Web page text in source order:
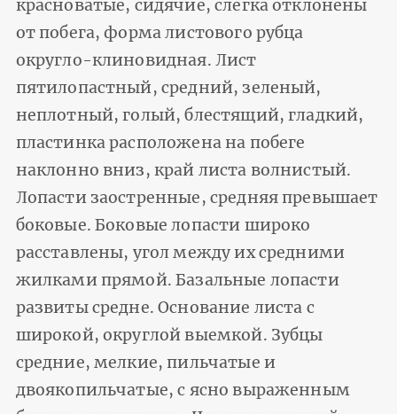
красноватые, сидячие, слегка отклонены
от побега, форма листового рубца
округло-клиновидная. Лист
пятилопастный, средний, зеленый,
неплотный, голый, блестящий, гладкий,
пластинка расположена на побеге
наклонно вниз, край листа волнистый.
Лопасти заостренные, средняя превышает
боковые. Боковые лопасти широко
расставлены, угол между их средними
жилками прямой. Базальные лопасти
развиты средне. Основание листа с
широкой, округлой выемкой. Зубцы
средние, мелкие, пильчатые и
двоякопильчатые, с ясно выраженным